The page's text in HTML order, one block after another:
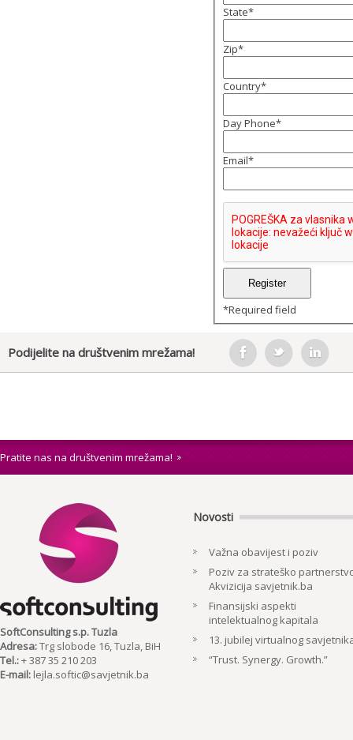
State*
Zip*
Country*
Day Phone*
Email*
*Required field
Podijelite na društvenim mrežama!
Pratite nas na društvenim mrežama!
SoftConsulting s.p. Tuzla
Adresa:Trg slobode 16, Tuzla, BiH
Tel.:+ 387 35 210 203
E-mail: lejla.softic@savjetnik.ba
Novosti
Važna obavijest i poziv
Poziv za strateško
Akvizicija savjetnik.ba
Finansijski aspekti
intelektualnog kapitala
13. jubilej virtualnog
“Trust. Synergy. Growth.”